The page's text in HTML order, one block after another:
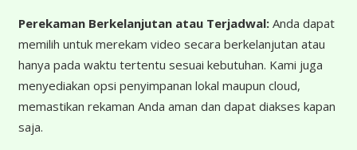
Perekaman Berkelanjutan atau Terjadwal:Anda dapat
memilih untuk merekam video secara berkelanjutan atau
hanya pada waktu tertentu sesuai kebutuhan. Kami juga
menyediakan opsi penyimpanan lokal maupun cloud,
memastikan rekaman Anda aman dan dapat diakses kapan
saja.